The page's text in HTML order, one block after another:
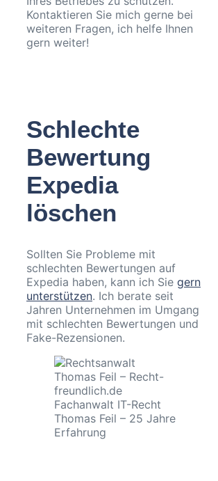
Kontaktieren Sie mich gerne bei
weiteren Fragen, ich helfe Ihnen
gern weiter!
Schlechte
Bewertung
Expedia
löschen
Sollten Sie Probleme mit
schlechten Bewertungen auf
Expedia haben, kann ich Sie gern
unterstützen. Ich berate seit
Jahren Unternehmen im Umgang
mit schlechten Bewertungen und
Fake-Rezensionen.
Fachanwalt IT-Recht
Thomas Feil – 25 Jahre
Erfahrung